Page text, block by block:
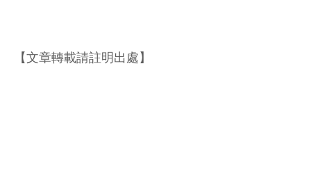
【文章轉載請註明出處】